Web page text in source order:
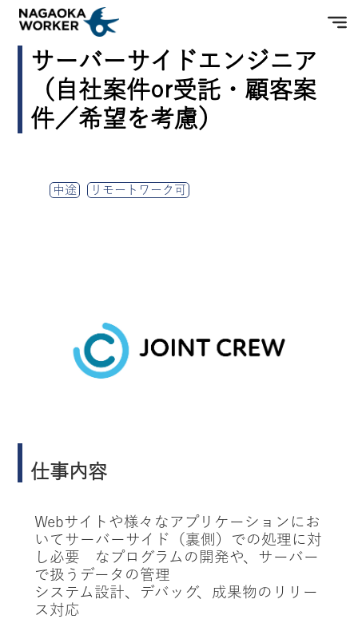
サーバーサイドエンジニア
（自社案件or受託・顧客案
件／希望を考慮）
中途 リモートワーク可
仕事内容
Webサイトや様々なアプリケーションにお
いてサーバーサイド（裏側）での処理に対
し必要 なプログラムの開発や、サーバー
で扱うデータの管理
システム設計、デバッグ、成果物のリリー
ス対応